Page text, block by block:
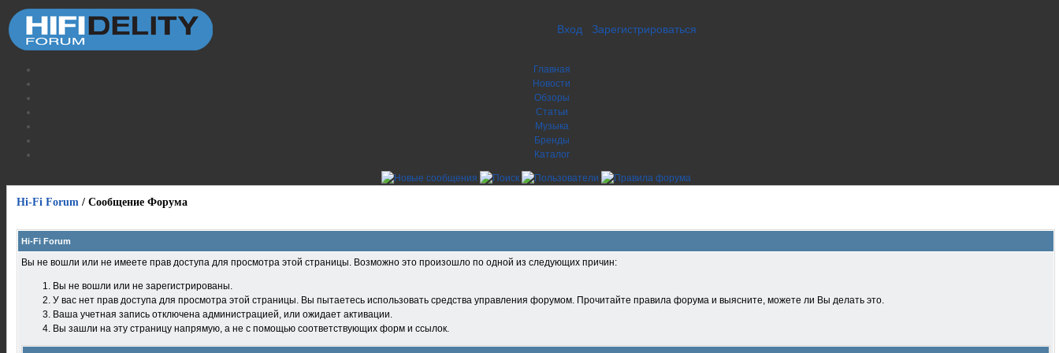
Вход Зарегистрироваться
Главная
Новости
Обзоры
Статьи
Музыка
Бренды
Каталог
Hi-Fi Forum / Сообщение Форума
Hi-Fi Forum
Вы не вошли или не имеете прав доступа для просмотра этой страницы. Возможно это произошло по одной из следующих причин:
Вы не вошли или не зарегистрированы.
У вас нет прав доступа для просмотра этой страницы. Вы пытаетесь использовать средства управления форумом. Прочитайте правила форума и выясните, можете ли Вы делать это.
Ваша учетная запись отключена администрацией, или ожидает активации.
Вы зашли на эту страницу напрямую, а не с помощью соответствующих форм и ссылок.